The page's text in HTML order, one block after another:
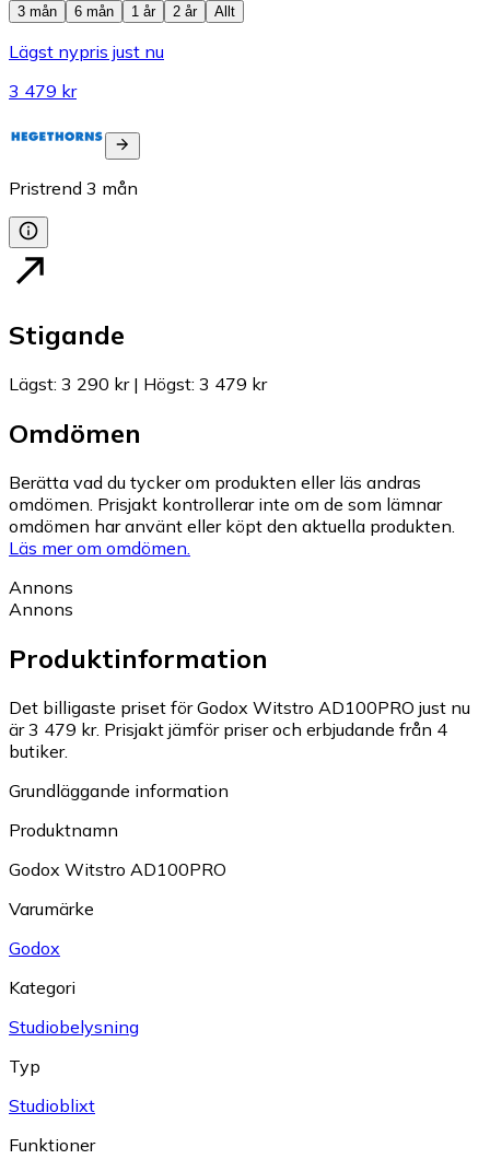
3 mån 6 mån 1 år 2 år Allt
Lägst nypris just nu
3 479 kr
Pristrend 3 mån
Stigande
Lägst: 3 290 kr| Högst: 3 479 kr
Omdömen
Berätta vad du tycker om produkten eller läs andras
omdömen. Prisjakt kontrollerar inte om de som lämnar
omdömen har använt eller köpt den aktuella produkten.
Läs mer om omdömen.
Annons
Annons
Produktinformation
Det billigaste priset för Godox Witstro AD100PRO just nu
är 3 479 kr. Prisjakt jämför priser och erbjudande från 4
butiker.
Grundläggande information
Produktnamn
Godox Witstro AD100PRO
Varumärke
Godox
Kategori
Studiobelysning
Typ
Studioblixt
Funktioner